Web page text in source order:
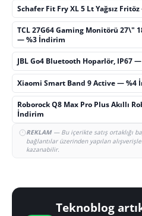
Schafer Fit Fry XL 5 Lt Yağsız
TCL 27G64 Gaming Monitörü 27\"
— %3 İndirim
JBL Go4 Bluetooth Hoparlör, IP67
Xiaomi Smart Band 9 Active — %4
Roborock Q8 Max Pro Plus Akıllı
İndirim
REKLAM— Bu içerikte satış ortaklığı
bağlantılar üzerinden yapılan
kazanabilir.
Teknoblog